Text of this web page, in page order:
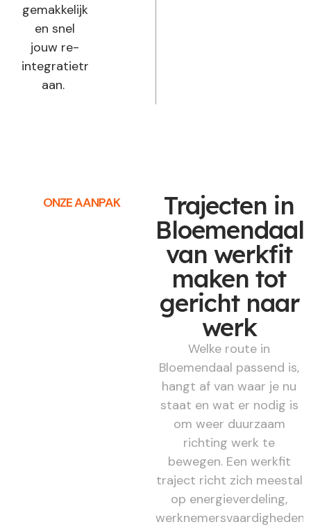
gemakkelijk
en snel
jouw re-
integratietraject
aan.
ONZE AANPAK Trajecten in
Bloemendaal,
van werkfit
maken tot
gericht naar
werk
Welke route in
Bloemendaal passend is,
hangt af van waar je nu
staat en wat er nodig is
om weer duurzaam
richting werk te
bewegen. Een werkfit
traject richt zich meestal
op energieverdeling,
werknemersvaardigheden,